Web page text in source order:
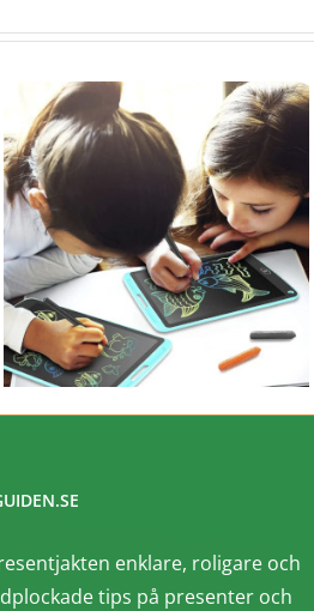
enklare, roligare och
tips på presenter och